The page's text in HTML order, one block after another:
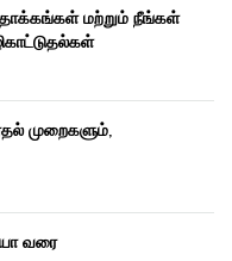
மற்றும் நீங்கள்
முறைகளும்,
வரை